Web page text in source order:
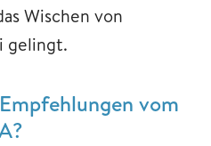
Wischen von
gelingt.
vom